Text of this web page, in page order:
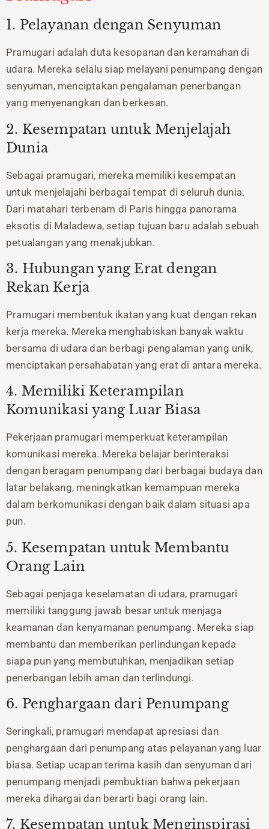
1. Pelayanan dengan Senyuman
Pramugari adalah duta kesopanan dan keramahan di
udara. Mereka selalu siap melayani penumpang dengan
senyuman, menciptakan pengalaman penerbangan
yang menyenangkan dan berkesan.
2. Kesempatan untuk Menjelajah
Dunia
Sebagai pramugari, mereka memiliki kesempatan
untuk menjelajahi berbagai tempat di seluruh dunia.
Dari matahari terbenam di Paris hingga panorama
eksotis di Maladewa, setiap tujuan baru adalah sebuah
petualangan yang menakjubkan.
3. Hubungan yang Erat dengan
Rekan Kerja
Pramugari membentuk ikatan yang kuat dengan rekan
kerja mereka. Mereka menghabiskan banyak waktu
bersama di udara dan berbagi pengalaman yang unik,
menciptakan persahabatan yang erat di antara mereka.
4. Memiliki Keterampilan
Komunikasi yang Luar Biasa
Pekerjaan pramugari memperkuat keterampilan
komunikasi mereka. Mereka belajar berinteraksi
dengan beragam penumpang dari berbagai budaya dan
latar belakang, meningkatkan kemampuan mereka
dalam berkomunikasi dengan baik dalam situasi apa
pun.
5. Kesempatan untuk Membantu
Orang Lain
Sebagai penjaga keselamatan di udara, pramugari
memiliki tanggung jawab besar untuk menjaga
keamanan dan kenyamanan penumpang. Mereka siap
membantu dan memberikan perlindungan kepada
siapa pun yang membutuhkan, menjadikan setiap
penerbangan lebih aman dan terlindungi.
6. Penghargaan dari Penumpang
Seringkali, pramugari mendapat apresiasi dan
penghargaan dari penumpang atas pelayanan yang luar
biasa. Setiap ucapan terima kasih dan senyuman dari
penumpang menjadi pembuktian bahwa pekerjaan
mereka dihargai dan berarti bagi orang lain.
7. Kesempatan untuk Menginspirasi